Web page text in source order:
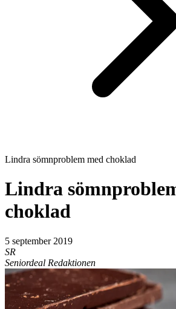
Lindra sömnproblem med choklad
Lindra
choklad
5 september 2019
SR
Seniordeal Redaktionen